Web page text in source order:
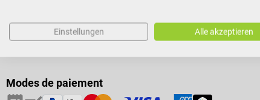
Modes de paiement
Einstellungen Alle akzeptieren